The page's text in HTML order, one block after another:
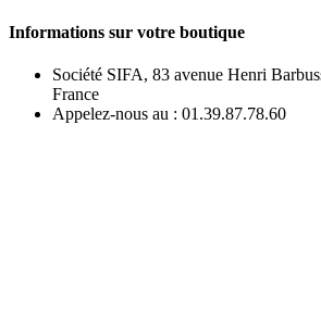
Informations sur votre boutique
Société SIFA, 83 avenue Henri
France
Appelez-nous au : 01.39.87.78.60